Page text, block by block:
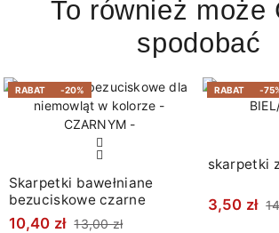
To również może
spodobać
RABAT -20%
Skarpetki bawełniane
bezuciskowe czarne
10,40 zł 13,00 zł
RABAT -
skarpetki
3,50 zł